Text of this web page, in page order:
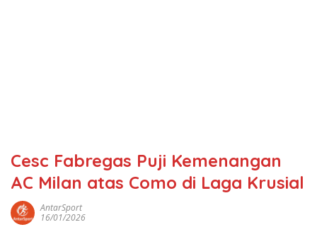
Cesc Fabregas Puji Kemenangan
AC Milan atas Como di Laga Krusial
AntarSport
16/01/2026